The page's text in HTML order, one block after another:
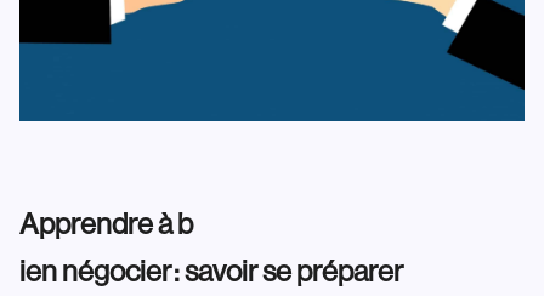
Apprendre à b
ien négocier : savoir se préparer